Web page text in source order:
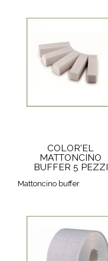
COLOR'EL
MATTONCINO
BUFFER 5 PEZZI
Mattoncino buffer